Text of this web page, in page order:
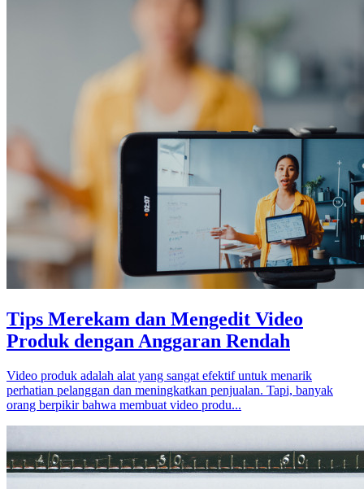
Tips Merekam dan Mengedit Video
Produk dengan Anggaran Rendah
Video produk adalah alat yang sangat efektif untuk menarik
perhatian pelanggan dan meningkatkan penjualan. Tapi, banyak
orang berpikir bahwa membuat video produ...